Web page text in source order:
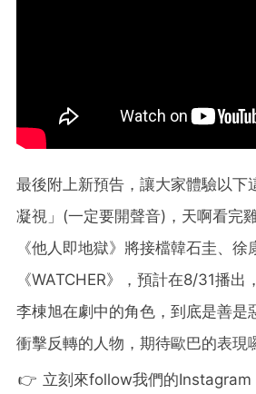
最後附上新預告，讓大家體驗以下
凝視」(一定要開聲音)，天啊看完
《他人即地獄》將接檔韓石圭、徐
《WATCHER》，預計在8/31播出
李棟旭在劇中的角色，到底是善是
衝擊反轉的人物，期待歐巴的表現
👉 立刻來follow我們的Instagram